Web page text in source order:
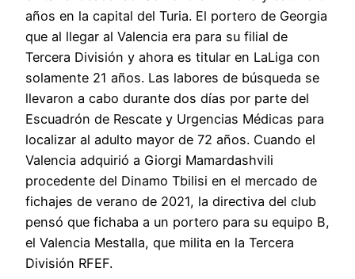
años en la capital del Turia. El portero de Georgia
que al llegar al Valencia era para su filial de
Tercera División y ahora es titular en LaLiga con
solamente 21 años. Las labores de búsqueda se
llevaron a cabo durante dos días por parte del
Escuadrón de Rescate y Urgencias Médicas para
localizar al adulto mayor de 72 años. Cuando el
Valencia adquirió a Giorgi Mamardashvili
procedente del Dinamo Tbilisi en el mercado de
fichajes de verano de 2021, la directiva del club
pensó que fichaba a un portero para su equipo B,
el Valencia Mestalla, que milita en la Tercera
División RFEF.